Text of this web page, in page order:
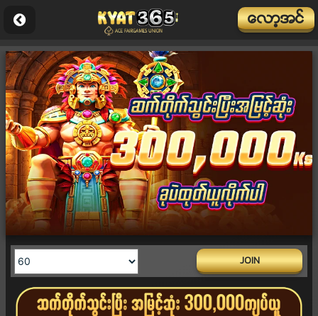
ေလာ့အင္
JOIN